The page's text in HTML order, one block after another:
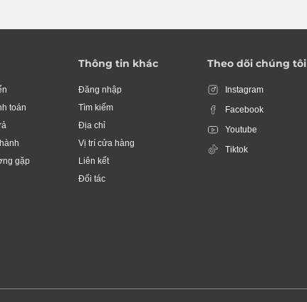
toán
gặp
Thông tin khác
Đăng nhập
Tìm kiếm
Địa chỉ
Vị trí cửa hàng
Liên kết
Đối tác
Theo dõi chúng tôi
Instagram
Facebook
Youtube
Tiktok